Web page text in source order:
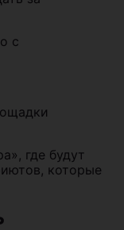
с
где будут
которые